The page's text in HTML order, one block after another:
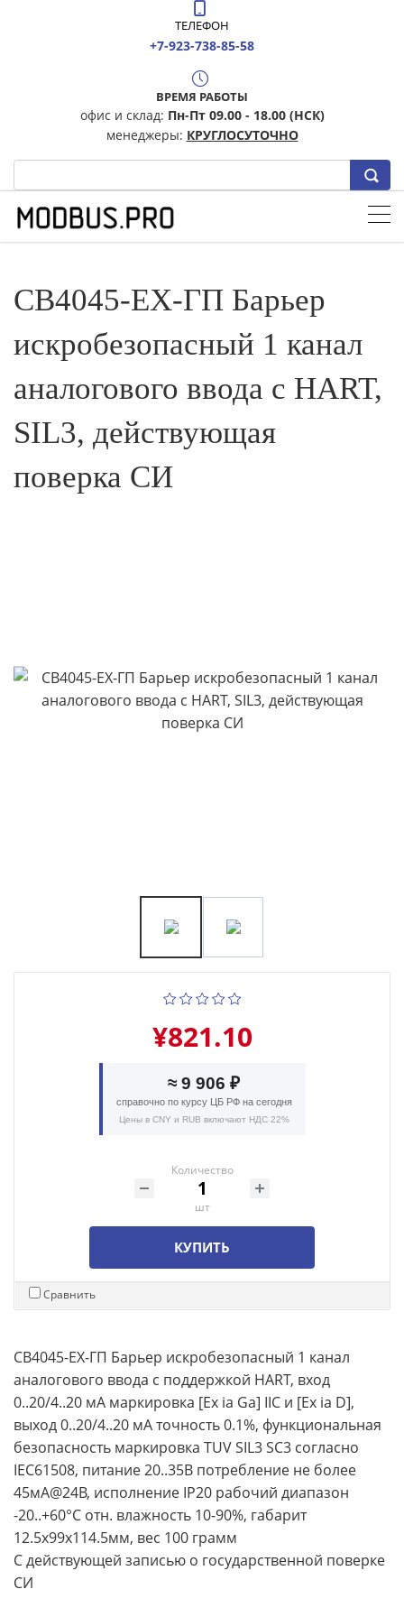
ТЕЛЕФОН
+7-923-738-85-58
ВРЕМЯ РАБОТЫ
офис и склад: Пн-Пт 09.00 - 18.00 (НСК)
менеджеры: КРУГЛОСУТОЧНО
CB4045-EX-ГП Барьер
искробезопасный 1 канал
аналогового ввода c HART,
SIL3, действующая
поверка СИ
¥821.10
≈ 9 906 ₽
справочно по курсу ЦБ РФ на сегодня
Цены в CNY и RUB включают НДС 22%
Количество
шт
КУПИТЬ
Сравнить
CB4045-EX-ГП Барьер искробезопасный 1 канал
аналогового ввода с поддержкой HART, вход
0..20/4..20 мА маркировка [Ex ia Ga] IIC и [Ex ia D],
выход 0..20/4..20 мА точность 0.1%, функциональная
безопасность маркировка TUV SIL3 SC3 согласно
IEC61508, питание 20..35В потребление не более
45мА@24В, исполнение IP20 рабочий диапазон
-20..+60°С отн. влажность 10-90%, габарит
12.5x99x114.5мм, вес 100 грамм
С действующей записью о государственной поверке
СИ